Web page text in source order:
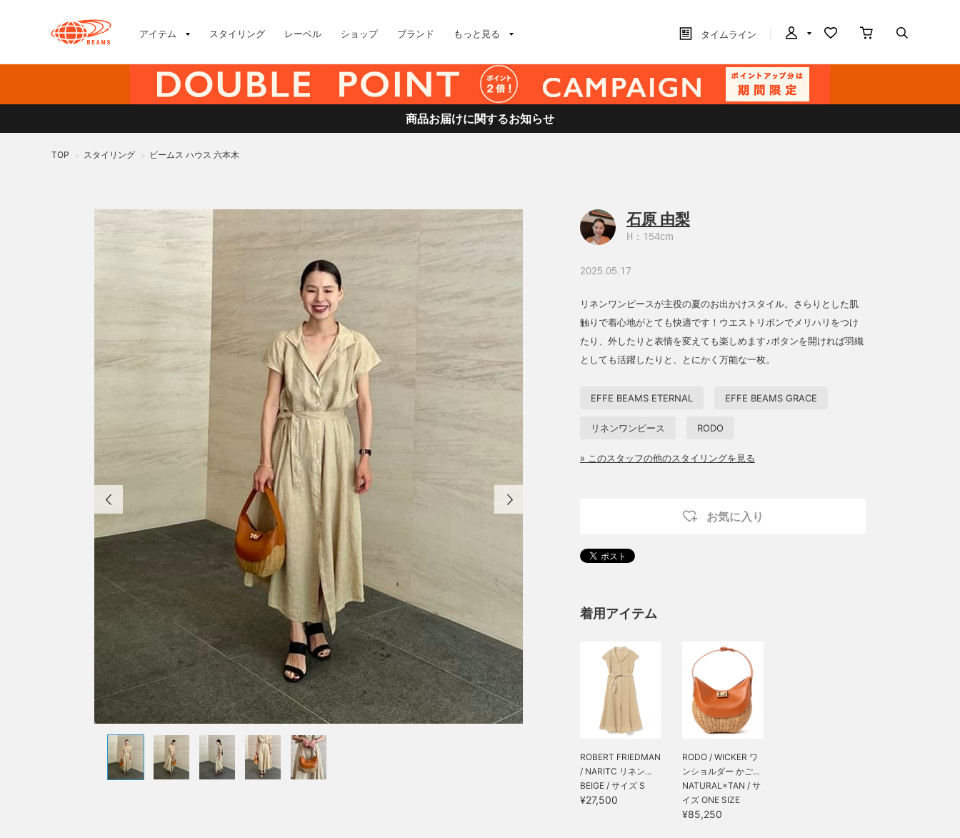
アイテム スタイリング レーベル ショップ ブランド もっと見る タイムライン
商品お届けに関するお知らせ
TOP > スタイリング > ビームス ハウス 六本木
石原 由梨
H：154cm
2025.05.17
リネンワンピースが主役の夏のお出かけスタイル。さらりとした肌
触りで着心地がとても快適です！ウエストリボンでメリハリをつけ
たり、外したりと表情を変えても楽しめます♪ボタンを開ければ羽織
としても活躍したりと、とにかく万能な一枚。
EFFE BEAMS ETERNAL EFFE BEAMS GRACE
リネンワンピース RODO
» このスタッフの他のスタイリングを見る
お気に入り
着用アイテム
ROBERT FRIEDMAN
/ NARITC リネン...
BEIGE / サイズ S
¥27,500
RODO / WICKER ワ
ンショルダー かご...
NATURAL×TAN / サ
イズ ONE SIZE
¥85,250